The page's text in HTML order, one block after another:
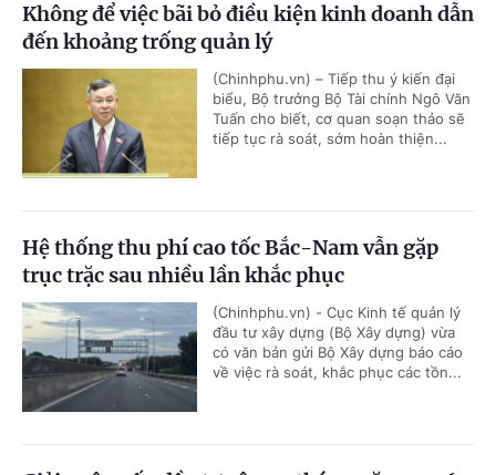
Không để việc bãi bỏ điều kiện kinh doanh dẫn
đến khoảng trống quản lý
(Chinhphu.vn) – Tiếp thu ý kiến đại
biểu, Bộ trưởng Bộ Tài chính Ngô Văn
Tuấn cho biết, cơ quan soạn thảo sẽ
tiếp tục rà soát, sớm hoàn thiện...
Hệ thống thu phí cao tốc Bắc-Nam vẫn gặp
trục trặc sau nhiều lần khắc phục
(Chinhphu.vn) - Cục Kinh tế quản lý
đầu tư xây dựng (Bộ Xây dựng) vừa
có văn bản gửi Bộ Xây dựng báo cáo
về việc rà soát, khắc phục các tồn...